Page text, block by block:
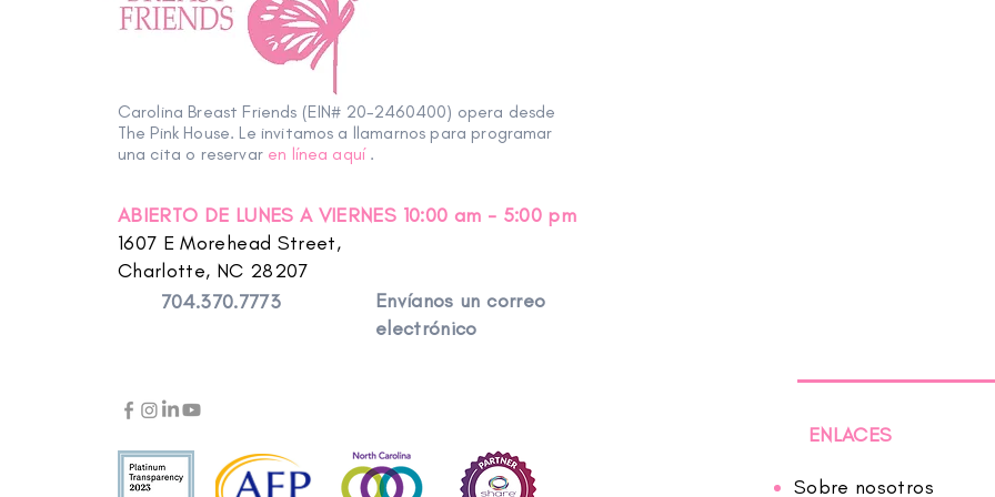
Biografía del facilitador:
Irania Macías Reymann es una oradora dinámica, reconocida internacionalmente, autora
narradora y educadora. Nacida en Caracas, Venezuela, llegó a Estados Unidos en 1993 y
News. También es cofundadora de Criss Cross Mangosauce, una empresa de
amor de los niños por los idiomas, las culturas y la música.
Irania tiene una Maestría en Literatura de la Universidad Autónoma de Barcelona, España, y
certificación como Facilitadora Terapeuta Bibliopoesética Registrada en la Asociación
1997, Irania ha trabajado para la Biblioteca Pública de Charlotte como especialista bilingüe y
programas para comunidades en riesgo. Ha escrito varias publicaciones para bibliotecarios y
estrategias creativas de extensión para llegar a comunidades multilingües e integración de las
bilingüe.
reconocida en el Congreso Mundial de Drama en Educación, IDEA, París. También es una de
of Charlotte(Eno Publishing, septiembre de 2014).
Carolina Breast Friends (EIN# 20-2460400) opera desde
The Pink House. Le invitamos a llamarnos para programar
una cita o reservar en línea aquí .
ABIERTO DE LUNES A VIERNES 10:00 am - 5:00 pm
1607 E Morehead Street,
Charlotte, NC 28207
704.370.7773
Envíanos un correo
electrónico
ENLACES
Sobre nosotros